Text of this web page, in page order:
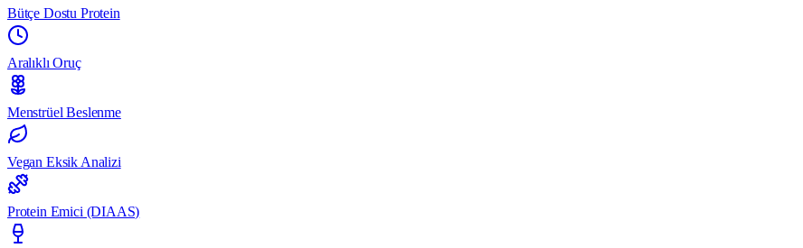
Bütçe Dostu Protein
Aralıklı Oruç
Menstrüel Beslenme
Vegan Eksik Analizi
Protein Emici (DIAAS)